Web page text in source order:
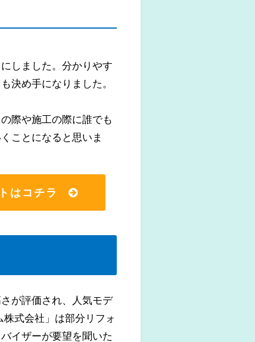
しました。分かりやす
決め手になりました。
際や施工の際に誰でも
ことになると思いま
はコチラ
が評価され、人気モデ
式会社」は部分リフォ
イザーが要望を聞いた